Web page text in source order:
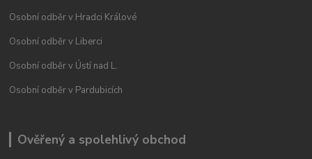
Osobní odběr v Hradci Králové
Osobní odběr v Liberci
Osobní odběr v Ústí nad L.
Osobní odběr v Pardubicích
Ověřený a spolehlivý obchod